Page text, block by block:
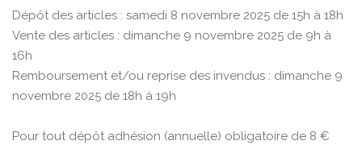
Dépôt des articles : samedi 8 novembre 2025 de 15h à 18h
Vente des articles : dimanche 9 novembre 2025 de 9h à
16h
Remboursement et/ou reprise des invendus : dimanche 9
novembre 2025 de 18h à 19h
Pour tout dépôt adhésion (annuelle) obligatoire de 8 €